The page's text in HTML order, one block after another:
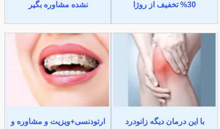
30% تخفیف از روژا
نشده مشاوره بگیر
با این درمان دیگه زانودرد
ارتودنسی+ویزیت و مشاوره و